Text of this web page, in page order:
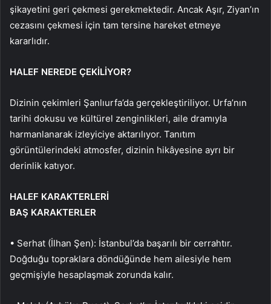
şikayetini geri çekmesi gerekmektedir. Ancak Aşır, Ziyan’ın
cezasını çekmesi için tam tersine hareket etmeye
kararlıdır.
HALEF NEREDE ÇEKİLİYOR?
Dizinin çekimleri Şanlıurfa’da gerçekleştiriliyor. Urfa’nın
tarihi dokusu ve kültürel zenginlikleri, aile dramıyla
harmanlanarak izleyiciye aktarılıyor. Tanıtım
görüntülerindeki atmosfer, dizinin hikâyesine ayrı bir
derinlik katıyor.
HALEF KARAKTERLERİ
BAŞ KARAKTERLER
• Serhat (İlhan Şen): İstanbul’da başarılı bir cerrahtır.
Doğduğu topraklara döndüğünde hem ailesiyle hem
geçmişiyle hesaplaşmak zorunda kalır.